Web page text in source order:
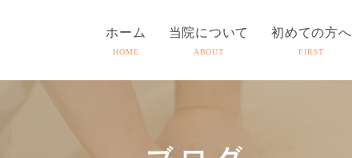
ホーム
HOME
当院について
ABOUT
初めての方へ
FIRST